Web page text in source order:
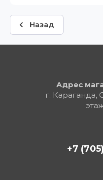
Назад
Адрес
г. Караганда,
+7